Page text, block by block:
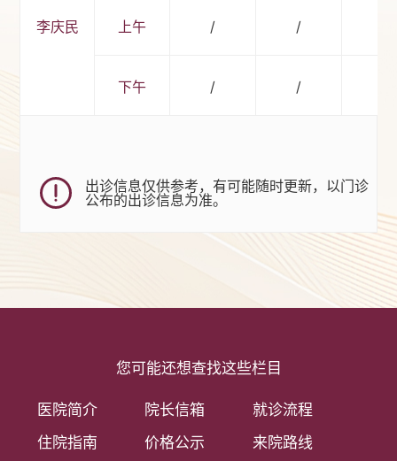
李庆民 上午 / /
下午 / /
出诊信息仅供参考，有可能随时更新，以门诊
公布的出诊信息为准。
您可能还想查找这些栏目
医院简介 院长信箱
就诊流程
住院指南
价格公示
来院路线